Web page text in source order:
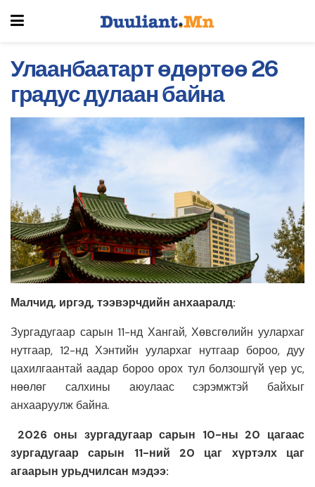
Улаанбаатарт өдөртөө 26
градус дулаан байна
Малчид, иргэд, тээвэрчдийн анхааралд:
Зургадугаар сарын 11-нд Хангай, Хөвсгөлийн уулархаг
нутгаар, 12-нд Хэнтийн уулархаг нутгаар бороо, дуу
цахилгаантай аадар бороо орох тул болзошгүй үер ус,
нөөлөг салхины аюулаас сэрэмжтэй байхыг
анхааруулж байна.
2026 оны зургадугаар сарын 10-ны 20 цагаас
зургадугаар сарын 11-ний 20 цаг хүртэлх цаг
агаарын урьдчилсан мэдээ: